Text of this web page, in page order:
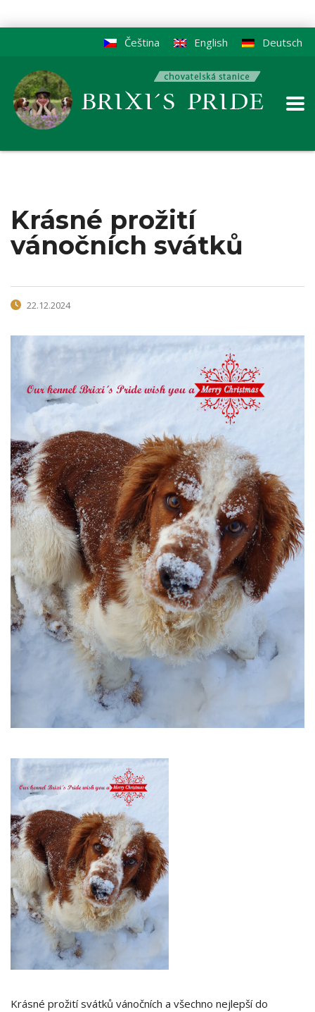
Deutsch
English
Čeština
Krásné prožití
vánočních svátků
22.12.2024
Krásné prožití svátků vánočních a všechno nejlepší do